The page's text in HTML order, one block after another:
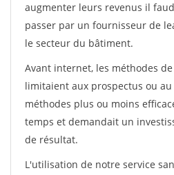
augmenter leurs revenus il
passer par un fournisseur de
le secteur du bâtiment.
Avant internet, les méthodes
limitaient aux prospectus ou
méthodes plus ou moins
temps et demandait un
de résultat.
L'utilisation de notre service